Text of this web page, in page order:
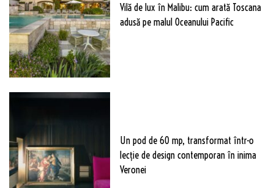
Vilă de lux în Malibu: cum arată Toscana
adusă pe malul Oceanului Pacific
Un pod de 60 mp, transformat într-o
lecție de design contemporan în inima
Veronei